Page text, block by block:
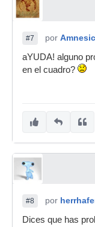
#7 por
aYUDA! alguno
en el cuadro?
#8 por
Dices que has